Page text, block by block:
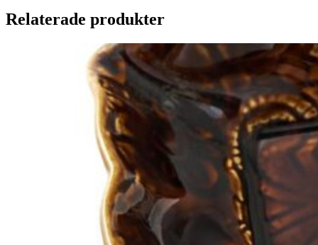
Relaterade produkter